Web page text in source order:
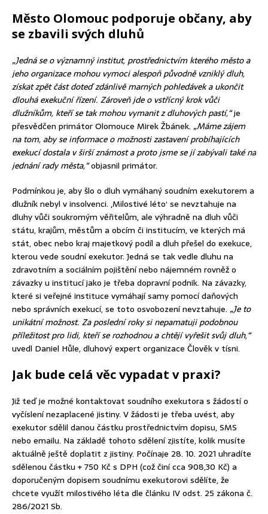
Město Olomouc podporuje občany, aby
se zbavili svých dluhů
„Jedná se o významný institut, prostřednictvím kterého město a
jeho organizace mohou vymoci alespoň původně vzniklý dluh,
získat zpět část doteď zdánlivě marných pohledávek a ukončit
dlouhá exekuční řízení. Zároveň jde o vstřícný krok vůči
dlužníkům, kteří se tak mohou vymanit z dluhových pastí,“je
přesvědčen primátor Olomouce Mirek Žbánek. „Máme zájem
na tom, aby se informace o možnosti zastavení probíhajících
exekucí dostala v širší známost a proto jsme se jí zabývali také na
jednání rady města,“objasnil primátor.
Podmínkou je, aby šlo o dluh vymáhaný soudním exekutorem a
dlužník nebyl v insolvenci. ‚Milostivé léto‘ se nevztahuje na
dluhy vůči soukromým věřitelům, ale výhradně na dluh vůči
státu, krajům, městům a obcím či institucím, ve kterých má
stát, obec nebo kraj majetkový podíl a dluh přešel do exekuce,
kterou vede soudní exekutor. Jedná se tak vedle dluhu na
zdravotním a sociálním pojištění nebo nájemném rovněž o
závazky u institucí jako je třeba dopravní podnik. Na závazky,
které si veřejné instituce vymáhají samy pomocí daňových
nebo správních exekucí, se toto osvobození nevztahuje. „Je to
unikátní možnost. Za poslední roky si nepamatuji podobnou
příležitost pro lidi, kteří se rozhodnou a chtějí vyřešit svůj dluh,“
uvedl Daniel Hůle, dluhový expert organizace Člověk v tísni.
Jak bude celá věc vypadat v praxi?
Již teď je možné kontaktovat soudního exekutora s žádostí o
vyčíslení nezaplacené jistiny. V žádosti je třeba uvést, aby
exekutor sdělil danou částku prostřednictvím dopisu, SMS
nebo emailu. Na základě tohoto sdělení zjistíte, kolik musíte
aktuálně ještě doplatit z jistiny. Počínaje 28. 10. 2021 uhradíte
sdělenou částku + 750 Kč s DPH (což činí cca 908,30 Kč) a
doporučeným dopisem soudnímu exekutorovi sdělíte, že
chcete využít milostivého léta dle článku IV odst. 25 zákona č.
286/2021 Sb.